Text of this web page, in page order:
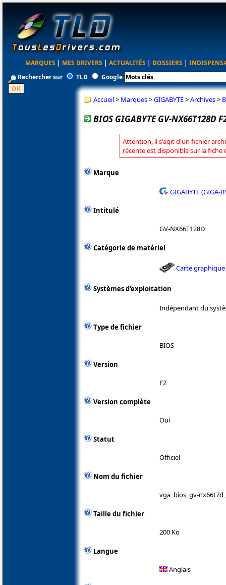
MARQUES | MES DRIVERS | ACTUALITÉS | DOSSIERS |
Rechercher sur
TLD Google
Accueil> Marques>GIGABYTE>Archives>
BIOS GIGABYTE GV-NX66T128D
Attention, il s'agit d'un fichier
récente est disponible sur la fiche
Marque
GIGABYTE (GIGA-
Intitulé
GV-NX66T128D
Catégorie de matériel
Carte graphique
Systèmes d'exploitation
Indépendant du
Type de fichier
BIOS
Version
F2
Version complète
Oui
Statut
Officiel
Nom du fichier
vga_bios_gv-
Taille du fichier
200 Ko
Langue
Anglais